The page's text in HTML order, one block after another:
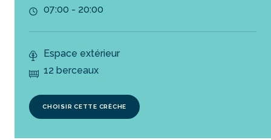
07:00 - 20:00
Espace extérieur
12 berceaux
CHOISIR CETTE CRÈCHE